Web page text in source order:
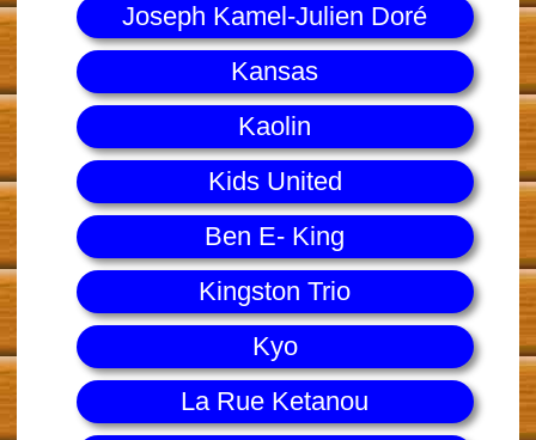
Joseph Kamel-Julien Doré
Kansas
Kaolin
Kids United
Ben E- King
Kingston Trio
Kyo
La Rue Ketanou